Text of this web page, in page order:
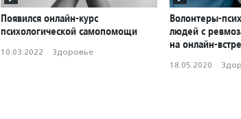
Появился онлайн-курс
психологической самопомощи
10.03.2022 · Здоровье
Волонтеры-
людей с
на онлайн-
18.05.2020 ·